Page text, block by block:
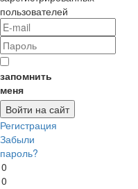
пользователей
запомнить
меня
Регистрация
Забыли
пароль?
0
0